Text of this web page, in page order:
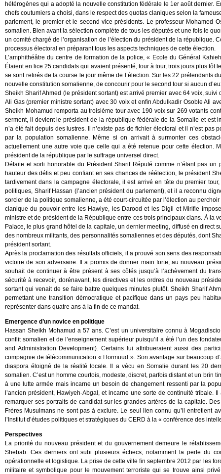
hétérogènes qui a adopté la nouvelle constitution fédérale le 1er août dernier.
chefs coutumiers a choisi, dans le respect des quotas claniques selon la
parlement, le premier et le second vice-présidents. Le professeur Mohamed
somalien. Bien avant la sélection complète de tous les députés et une fois le
un comité chargé de l’organisation de l’élection du président de la république.
processus électoral en préparant tous les aspects techniques de cette élection.
L’amphithéâtre du centre de formation de la police, « Ecole du Général
Étaient en lice 25 candidats qui avaient présenté, tour à tour, trois jours plus
se sont retirés de la course le jour même de l’élection. Sur les 22 prétendants
nouvelle constitution somalienne, de concourir pour le second tour si aucun
Sheikh Sharif Ahmed (le président sortant) est arrivé premier avec 64 voix,
Ali Gas (premier ministre sortant) avec 30 voix et enfin Abdulkadir Osoble Ali
Sheikh Mohamud remporta au troisième tour avec 190 voix sur 269 votants
serment, il devient le président de la république fédérale de la Somalie et est
n’a été fait depuis des lustres. Il n’existe pas de fichier électoral et il n’est
par la population somalienne. Même si on arrivait à surmonter ces
actuellement une autre voie que celle qui a été retenue pour cette élection.
président de la république par le suffrage universel direct.
Défaite et sorti honorable du Président Sharif Réputé comme n’étant pas
hauteur des défis et peu confiant en ses chances de réélection, le président
tardivement dans la campagne électorale, il est arrivé en tête du premier
politiques, Sharif Hassan (l’ancien président du parlement), et il a reconnu
sorcier de la politique somalienne, a été court-circuitée par l’élection au
clanique du pouvoir entre les Hawiye, les Darood et les Digil et Mirifle
ministre et de président de la République entre ces trois principaux clans. À la
Palace, le plus grand hôtel de la capitale, un dernier meeting, diffusé en
des nombreux militants, des personnalités somaliennes et des députés, dont
président sortant.
Après la proclamation des résultats officiels, il a prouvé son sens des
victoire de son adversaire. Il a promis de donner main forte, au nouveau
souhait de continuer à être présent à ses côtés jusqu’à l’achèvement du
sécurité à recevoir, dorénavant, les directives et les ordres du nouveau
sortant qui venait de se faire battre quelques minutes plutôt. Sheikh Sharif
permettant une transition démocratique et pacifique dans un pays peu
représenter dans quatre ans à la fin de ce mandat.
Emergence d’un novice en politique
Hassan Sheikh Mohamud a 57 ans. C’est un universitaire connu à
conflit somalien et de l’enseignement supérieur puisqu’il a été l’un des
and Administration Development). Certains lui attribueraient aussi des
compagnie de télécommunication « Hormuud ». Son avantage sur beaucoup
diaspora éloigné de la réalité locale. Il a vécu en Somalie durant les 20
somalien. C’est un homme courtois, modeste, discret, parfois distant et un brin
à une lutte armée mais incarne un besoin de changement ressenti par la
l’ancien président, Hawiyeh-Abgal, et incarne une sorte de continuité
remarquer ses portraits de candidat sur les grandes artères de la capitale.
Frères Musulmans ne sont pas à exclure. Le seul lien connu qu’il entretient
l’Institut d’études politiques et stratégiques du CERD à la « conférence des
Perspectives
La priorité du nouveau président et du gouvernement demeure le
Shebab. Ces derniers ont subi plusieurs échecs, notamment la perte du
opérationnelle et logistique. La prise de cette ville fin septembre 2012 par les
militaire et symbolique pour le mouvement terroriste qui se trouve ainsi